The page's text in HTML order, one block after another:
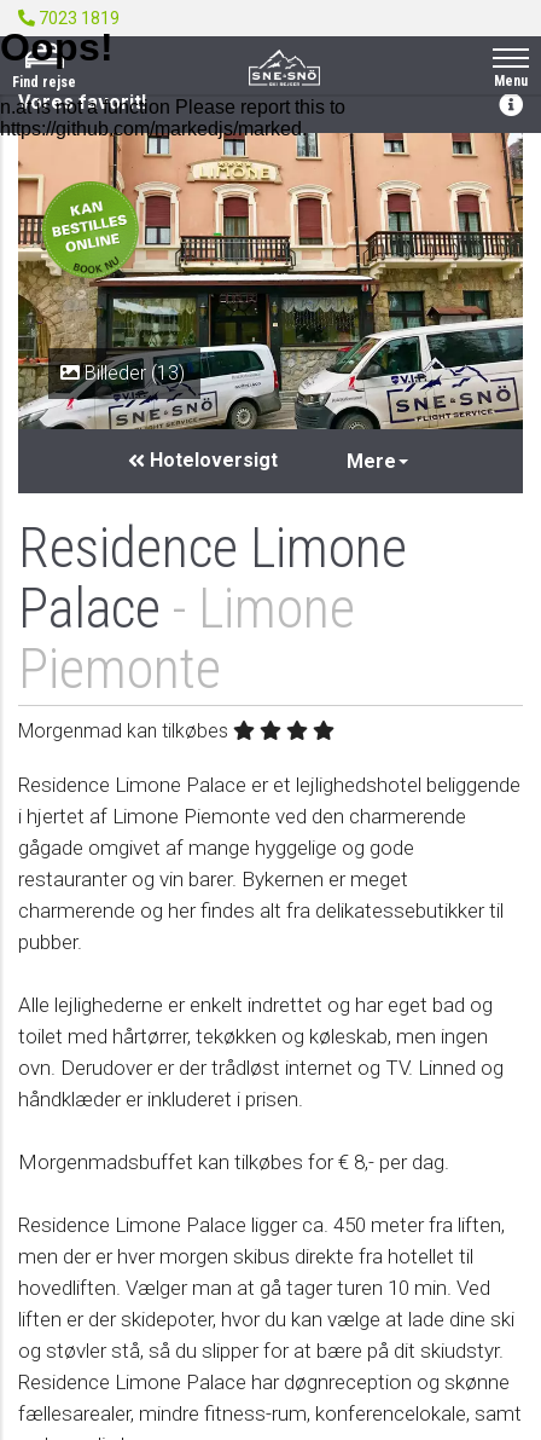
Vores favorit!
Billeder (13)
PRIVAT
Hoteloversigt Mere
Residence Limone
Palace - Limone
Piemonte
Morgenmad kan tilkøbes
Residence Limone Palace er et lejlighedshotel beliggende
i hjertet af Limone Piemonte ved den charmerende
gågade omgivet af mange hyggelige og gode
restauranter og vin barer. Bykernen er meget
charmerende og her findes alt fra delikatessebutikker til
pubber.
Alle lejlighederne er enkelt indrettet og har eget bad og
toilet med hårtørrer, tekøkken og køleskab, men ingen
ovn. Derudover er der trådløst internet og TV. Linned og
håndklæder er inkluderet i prisen.
Morgenmadsbuffet kan tilkøbes for € 8,- per dag.
Residence Limone Palace ligger ca. 450 meter fra liften,
men der er hver morgen skibus direkte fra hotellet til
hovedliften. Vælger man at gå tager turen 10 min. Ved
liften er der skidepoter, hvor du kan vælge at lade dine ski
og støvler stå, så du slipper for at bære på dit skiudstyr.
Residence Limone Palace har døgnreception og skønne
fællesarealer, mindre fitness-rum, konferencelokale, samt
7023 1819
Menu
Find rejse